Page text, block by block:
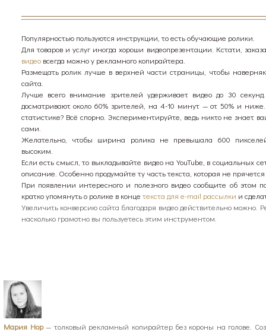
Популярностью пользуются инструкции, то есть обучающие ролики.
Для товаров и услуг иногда хороши видеопрезентации. Кстати,
видеовсегда можно у рекламного копирайтера.
Размещать ролик лучше в верхней части страницы, чтобы
сайта.
Лучше всего внимание зрителей удерживает видео до 30
досматривают около 60% зрителей, на 4-10 минут — от 50% и
статистике? Всё спорно. Экспериментируйте, ведь никто не знает
сами.
Желательно, чтобы ширина ролика не превышала 600
высоким.
Если есть смысл, то выкладывайте видео на YouTube, в социальных
описание. Особенно продумайте ту часть текста, которая не прячется
При появлении интересного и полезного видео сообщите об этом
кратко упомянуть о ролике в концетекста для e-mail рассылки и
Увеличить конверсию сайта благодаря видео действительно можно.
насколько грамотно вы пользуетесь этим инструментом.
Мария Нор— толковый рекламный копирайтер без короны на голове.